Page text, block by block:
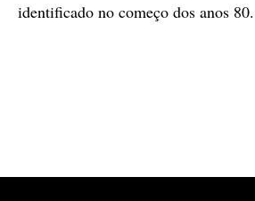
identificado no começo dos anos 80.